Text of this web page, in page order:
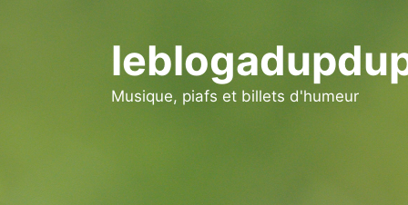
Musique, piafs et billets d'humeur